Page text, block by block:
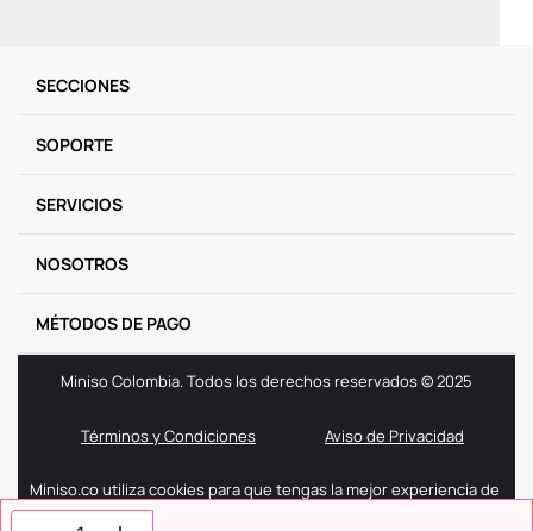
SECCIONES
SOPORTE
SERVICIOS
NOSOTROS
MÉTODOS DE PAGO
Miniso Colombia. Todos los derechos reservados © 2025
Términos y Condiciones Aviso de Privacidad
Miniso.co utiliza cookies para que tengas la mejor experiencia de
navegación. Si sigues navegando entendemos que aceptas